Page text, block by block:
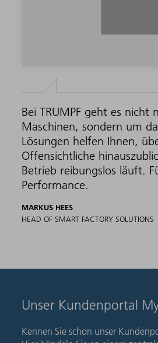
Bei TRUMPF geht es nicht
Maschinen, sondern um
Lösungen helfen Ihnen,
Offensichtliche
Betrieb reibungslos läuft.
Performance.
MARKUS HEES
HEAD OF SMART FACTORY SOLUTIONS
Unser Kundenportal
Kennen Sie schon unser